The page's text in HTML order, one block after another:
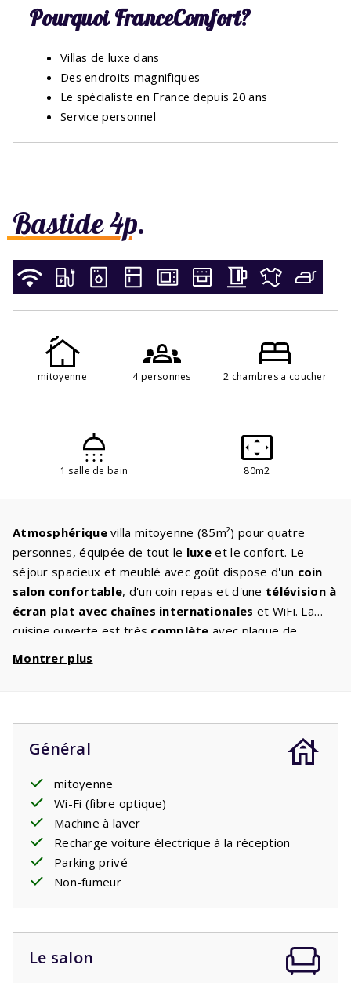
Bastide 4p.
mitoyenne 4 personnes 2 chambres a coucher
1 salle de bain 80m2
Atmosphériquevilla mitoyenne (85m²) pour quatre
personnes, équipée de tout le luxe et le confort. Le
séjour spacieux et meublé avec goût dispose d'un coin
salon confortable, d'un coin repas et d'une télévision à
écran plat avec chaînes internationales et WiFi. La
cuisine ouverte est très complète avec plaque de
micro-ondes et
baignoire/douche, des toilettes et un lavabo. Il y a un
2ème WC séparé. Dans le jardin, où il y a beaucoup
confortables sont
disponibles. Où allez-vous vous asseoir ? En terrasse
couverte ou en profitant du soleil provençal ?
Montrer plus
Général
mitoyenne
Wi-Fi (fibre optique)
Machine à laver
Recharge voiture électrique à la réception
Parking privé
Non-fumeur
Le salon
Pourquoi FranceComfort?
Villas de luxe dans
Des endroits magnifiques
Le spécialiste en France depuis 20 ans
Service personnel